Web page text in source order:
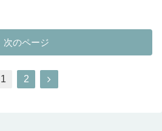
次のページ
1 2